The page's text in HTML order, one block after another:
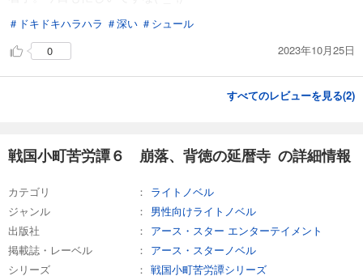
あらすじを表示する
1,430円 (税込)
カート
円 (税込)
あらすじを表示する
＃ドキドキハラハラ ＃深い ＃シュール
0
2023年10月25日
すべてのレビューを見る(2)
戦国小町苦労譚６ 崩落、背徳の延暦寺 の詳細情報
カテゴリ
ライトノベル
ジャンル
男性向けライトノベル
出版社
アース・スター エンターテイメント
掲載誌・レーベル
アース・スターノベル
シリーズ
戦国小町苦労譚シリーズ